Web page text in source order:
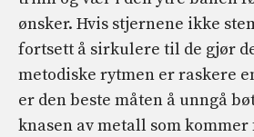
ønsker. Hvis stjernene ikke
fortsett å sirkulere til de gjør
metodiske rytmen er raskere
er den beste måten å unngå
knasen av metall som